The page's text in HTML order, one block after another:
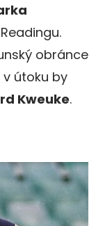
obránce
v útoku by
Kweuke.